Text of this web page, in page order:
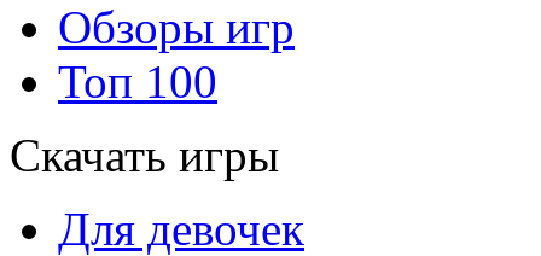
Обзоры игр
Топ 100
Скачать игры
Для девочек